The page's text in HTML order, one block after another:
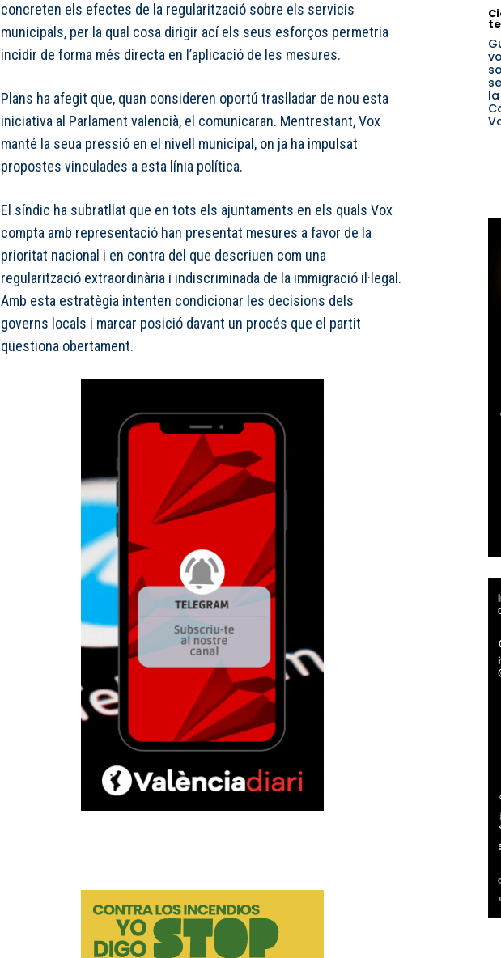
concreten els efectes de la regularització sobre els servicis
municipals, per la qual cosa dirigir ací els seus esforços permetria
incidir de forma més directa en l’aplicació de les mesures.
Plans ha afegit que, quan consideren oportú traslladar de nou esta
iniciativa al Parlament valencià, el comunicaran. Mentrestant, Vox
manté la seua pressió en el nivell municipal, on ja ha impulsat
propostes vinculades a esta línia política.
El síndic ha subratllat que en tots els ajuntaments en els quals Vox
compta amb representació han presentat mesures a favor de la
prioritat nacional i en contra del que descriuen com una
regularització extraordinària i indiscriminada de la immigració il·legal.
Amb esta estratègia intenten condicionar les decisions dels
governs locals i marcar posició davant un procés que el partit
qüestiona obertament.
la